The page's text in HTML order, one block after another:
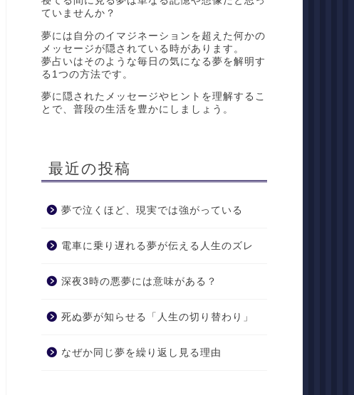
ていませんか？
夢には自分のイマジネーションを超えた何かの
メッセージが隠されている時があります。
夢占いはそのような毎日の気になる夢を解明す
る1つの方法です。
夢に隠されたメッセージやヒントを理解するこ
とで、普段の生活を豊かにしましょう。
最近の投稿
夢で泣くほど、現実では強がっている
電車に乗り遅れる夢が伝える人生のズレ
深夜3時の悪夢には意味がある？
死ぬ夢が知らせる「人生の切り替わり」
なぜか同じ夢を繰り返し見る理由